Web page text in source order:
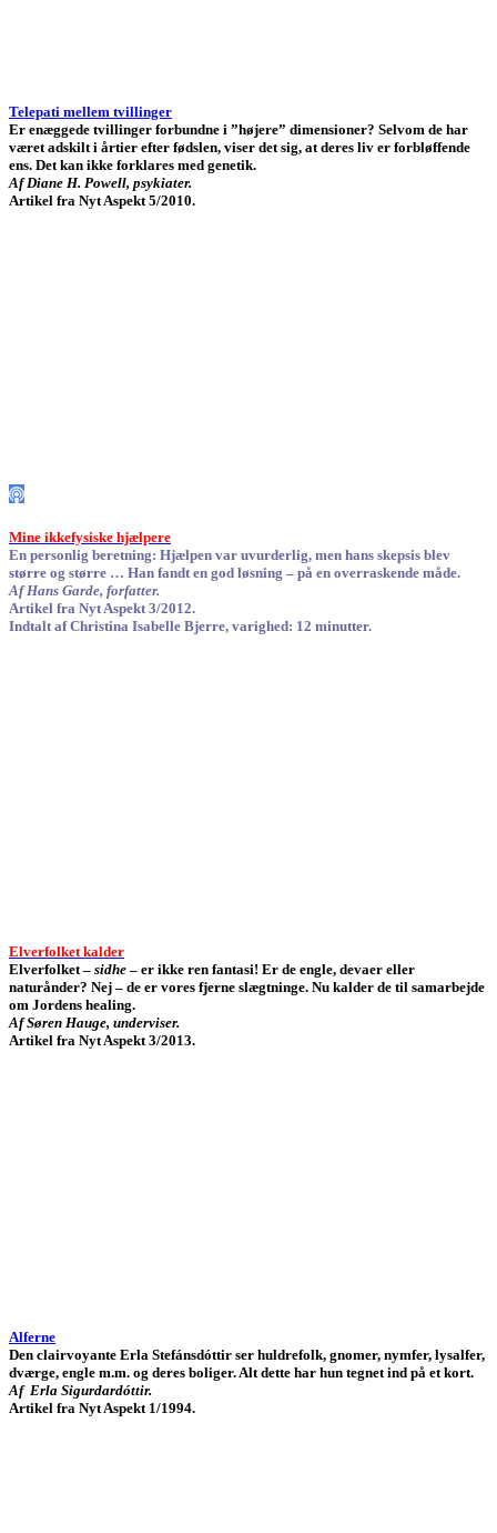
Telepati mellem tvillinger
Er enæggede tvillinger forbundne i ”højere” dimensioner? Selvom de har
været adskilt i årtier efter fødslen, viser det sig, at deres liv er forbløffende
ens. Det kan ikke forklares med genetik.
Af Diane H. Powell, psykiater.
Artikel fra Nyt Aspekt 5/2010.
Mine ikkefysiske hjælpere
En personlig beretning: Hjælpen var uvurderlig, men hans skepsis blev
større og større … Han fandt en god løsning – på en overraskende måde.
Af Hans Garde, forfatter.
Artikel fra Nyt Aspekt 3/2012.
Indtalt af Christina Isabelle Bjerre, varighed: 12 minutter.
Elverfolket kalder
Elverfolket – sidhe – er ikke ren fantasi! Er de engle, devaer eller
naturånder? Nej – de er vores fjerne slægtninge. Nu kalder de til samarbejde
om Jordens healing.
Af Søren Hauge, underviser.
Artikel fra Nyt Aspekt 3/2013.
Alferne
Den clairvoyante Erla Stefánsdóttir ser huldrefolk, gnomer, nymfer, lysalfer,
dværge, engle m.m. og deres boliger. Alt dette har hun tegnet ind på et kort.
Af Erla Sigurdardóttir.
Artikel fra Nyt Aspekt 1/1994.